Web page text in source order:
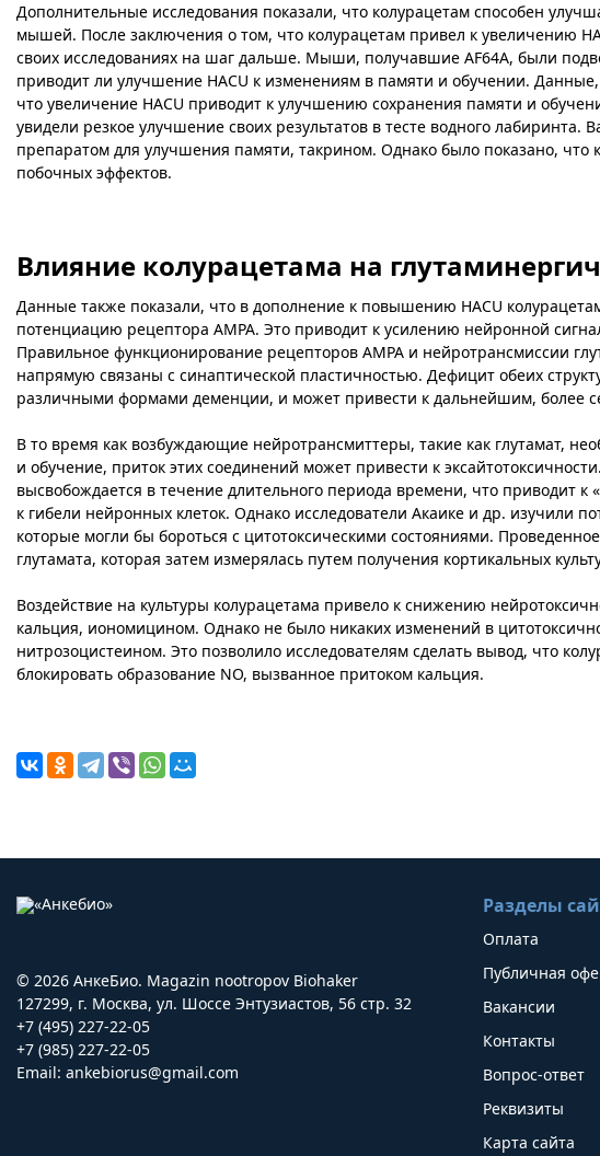
Дополнительные исследования показали, что колурацетам способен
мышей. После заключения о том, что колурацетам привел к увеличению
своих исследованиях на шаг дальше. Мыши, получавшие AF64A, были
приводит ли улучшение HACU к изменениям в памяти и обучении.
что увеличение HACU приводит к улучшению сохранения памяти и
увидели резкое улучшение своих результатов в тесте водного
препаратом для улучшения памяти, такрином. Однако было показано,
побочных эффектов.
Влияние колурацетама на
Данные также показали, что в дополнение к повышению HACU
потенциацию рецептора AMPA. Это приводит к усилению нейронной
Правильное функционирование рецепторов AMPA и нейротрансмиссии
напрямую связаны с синаптической пластичностью. Дефицит обеих
различными формами деменции, и может привести к дальнейшим, более
В то время как возбуждающие нейротрансмиттеры, такие как глутамат,
и обучение, приток этих соединений может привести к
высвобождается в течение длительного периода времени, что приводит к
к гибели нейронных клеток. Однако исследователи Акаике и др. изучили
которые могли бы бороться с цитотоксическими состояниями.
глутамата, которая затем измерялась путем получения кортикальных
Воздействие на культуры колурацетама привело к снижению
кальция, иономицином. Однако не было никаких изменений в
нитрозоцистеином. Это позволило исследователям сделать вывод, что
блокировать образование NO, вызванное притоком кальция.
© 2026 АнкеБио. Magazin nootropov Biohaker
127299, г. Москва, ул. Шоссе Энтузиастов, 56 стр. 32
+7 (495) 227-22-05
+7 (985) 227-22-05
Email: ankebiorus@gmail.com
Разделы
Оплата
Публичная
Вакансии
Контакты
Вопрос-ответ
Реквизиты
Карта сайта